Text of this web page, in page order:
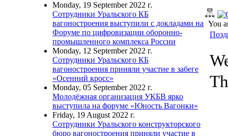
Monday, 19 September 2022 г.
Сотрудники Уральского КБ
вагоностроения выступили с докладами на
Форуме по цифровизации оборонно-
промышленного комплекса России
Monday, 12 September 2022 г.
Сотрудники Уральского КБ
вагоностроения приняли участие в забеге
«Осенний кросс»
Monday, 05 September 2022 г.
Молодёжная организация УКБВ ярко
выступила на форуме «Юность Вагонки»
Friday, 19 August 2022 г.
Сотрудники Уральского конструкторского
бюро вагоностроения приняли участие в
You